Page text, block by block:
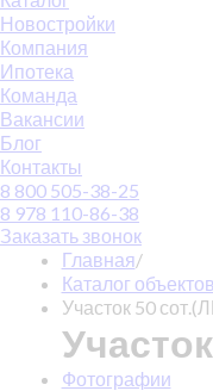
Новостройки
Компания
Ипотека
Команда
Вакансии
Блог
Контакты
8 800 505-38-25
8 978 110-86-38
Заказать звонок
Главная/
Каталог объектов
Участок 50
Фотографии